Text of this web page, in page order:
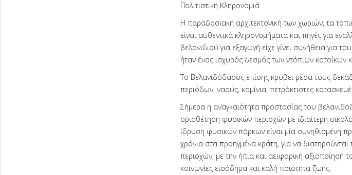
Πολιτιστική Κληρονομιά
Η παραδοσιακή αρχιτεκτονική των χωριών, τα
είναι αυθεντικά κληρονομήματα και πηγές για
βελανιδιού για εξαγωγή είχε γίνει συνήθεια για
ήταν ένας ισχυρός δεσμός των ντόπιων κατοίκων
Το Βελανιδόδασος επίσης κρύβει μέσα τους
περιόδων, ναούς, καμίνια, πετρόκτιστες
Σήμερα η αναγκαιότητα προστασίας του
οριοθέτηση φυσικών περιοχών με ιδιαίτερη
ίδρυση φυσικών πάρκων είναι μία συνηθισμένη
χρόνια στα προηγμένα κράτη, για να
περιοχών, με την ήπια και αειφορική αξιοποίησή
κοινωνίες εισόδημα και καλή ποιότητα ζωής.